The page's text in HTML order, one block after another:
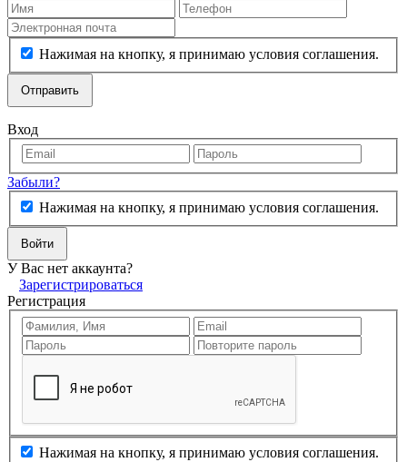
Нажимая на кнопку, я принимаю условия соглашения.
Отправить
Вход
Забыли?
Нажимая на кнопку, я принимаю условия соглашения.
Войти
У Вас нет аккаунта?
Зарегистрироваться
Регистрация
Нажимая на кнопку, я принимаю условия соглашения.